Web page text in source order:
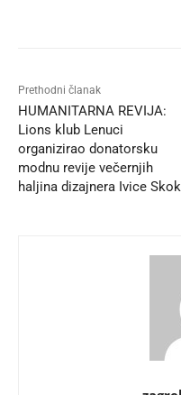
Prethodni članak
HUMANITARNA REVIJA:
Lions klub Lenuci
organizirao donatorsku
modnu revije večernjih
haljina dizajnera Ivice